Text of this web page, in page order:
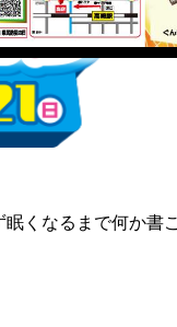
くなるまで何か書